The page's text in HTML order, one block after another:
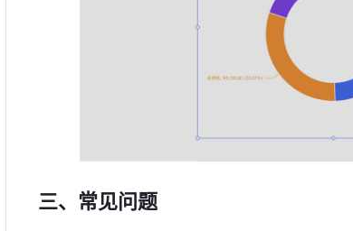
三、常见问题